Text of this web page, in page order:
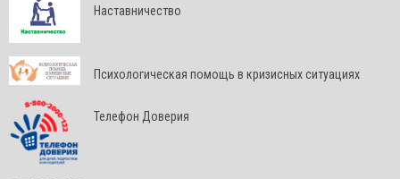
Наставничество
Психологическая помощь в кризисных ситуациях
Телефон Доверия